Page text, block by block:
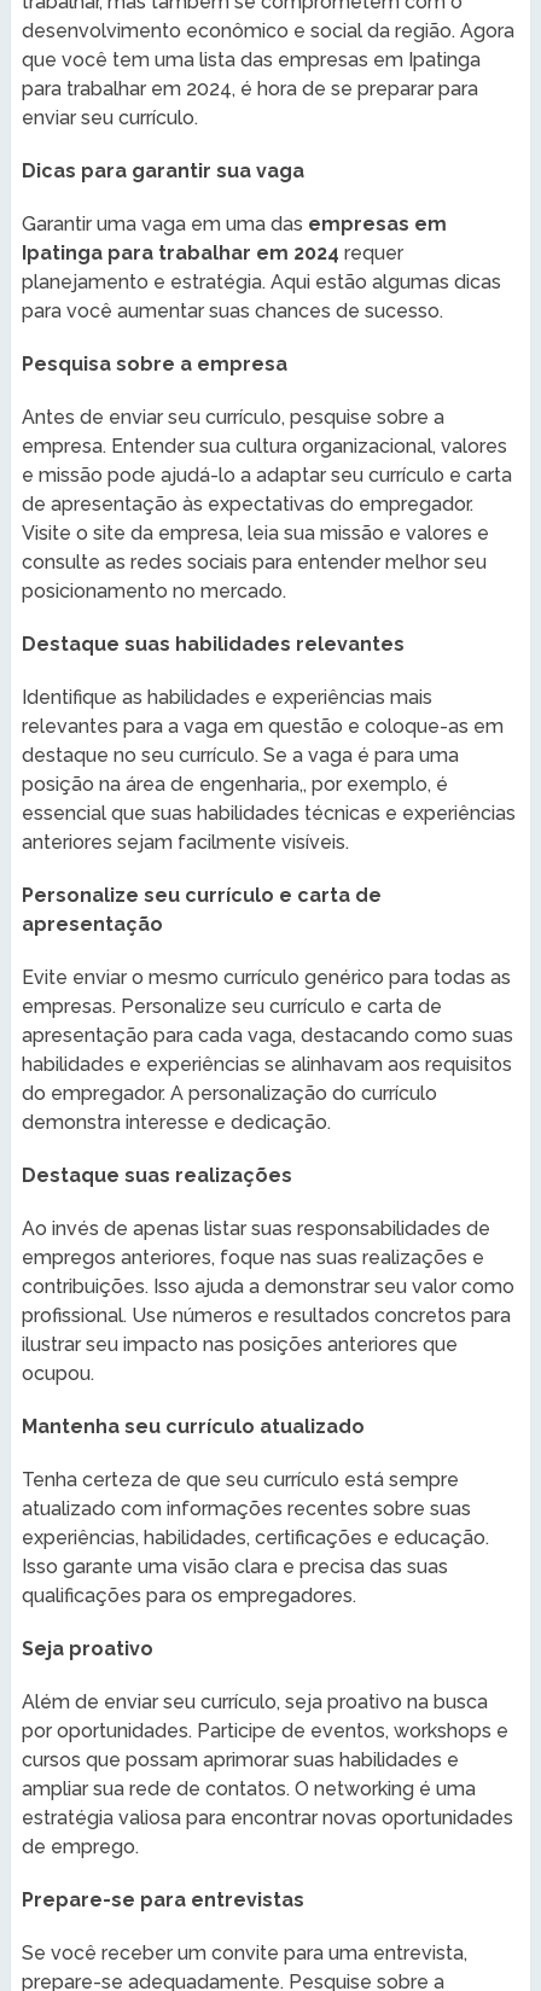
desenvolvimento econômico e social da região. Agora
que você tem uma lista das empresas em Ipatinga
para trabalhar em 2024, é hora de se preparar para
enviar seu currículo.
Dicas para garantir sua vaga
Garantir uma vaga em uma das empresas em
Ipatinga para trabalhar em 2024 requer
planejamento e estratégia. Aqui estão algumas dicas
para você aumentar suas chances de sucesso.
Pesquisa sobre a empresa
Antes de enviar seu currículo, pesquise sobre a
empresa. Entender sua cultura organizacional, valores
e missão pode ajudá-lo a adaptar seu currículo e carta
de apresentação às expectativas do empregador.
Visite o site da empresa, leia sua missão e valores e
consulte as redes sociais para entender melhor seu
posicionamento no mercado.
Destaque suas habilidades relevantes
Identifique as habilidades e experiências mais
relevantes para a vaga em questão e coloque-as em
destaque no seu currículo. Se a vaga é para uma
posição na área de engenharia,, por exemplo, é
essencial que suas habilidades técnicas e experiências
anteriores sejam facilmente visíveis.
Personalize seu currículo e carta de
apresentação
Evite enviar o mesmo currículo genérico para todas as
empresas. Personalize seu currículo e carta de
apresentação para cada vaga, destacando como suas
habilidades e experiências se alinhavam aos requisitos
do empregador. A personalização do currículo
demonstra interesse e dedicação.
Destaque suas realizações
Ao invés de apenas listar suas responsabilidades de
empregos anteriores, foque nas suas realizações e
contribuições. Isso ajuda a demonstrar seu valor como
profissional. Use números e resultados concretos para
ilustrar seu impacto nas posições anteriores que
ocupou.
Mantenha seu currículo atualizado
Tenha certeza de que seu currículo está sempre
atualizado com informações recentes sobre suas
experiências, habilidades, certificações e educação.
Isso garante uma visão clara e precisa das suas
qualificações para os empregadores.
Seja proativo
Além de enviar seu currículo, seja proativo na busca
por oportunidades. Participe de eventos, workshops e
cursos que possam aprimorar suas habilidades e
ampliar sua rede de contatos. O networking é uma
estratégia valiosa para encontrar novas oportunidades
de emprego.
Prepare-se para entrevistas
Se você receber um convite para uma entrevista,
prepare-se adequadamente. Pesquise sobre a